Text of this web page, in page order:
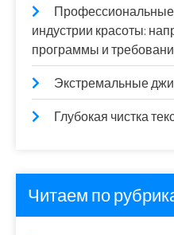
Профессиональные
индустрии красоты:
программы и
Экстремальные
Глубокая чистка
Читаем по